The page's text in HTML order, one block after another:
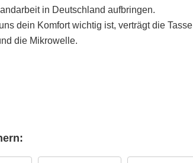
in Deutschland aufbringen.
dein Komfort wichtig ist, verträgt die Tasse
die Mikrowelle.